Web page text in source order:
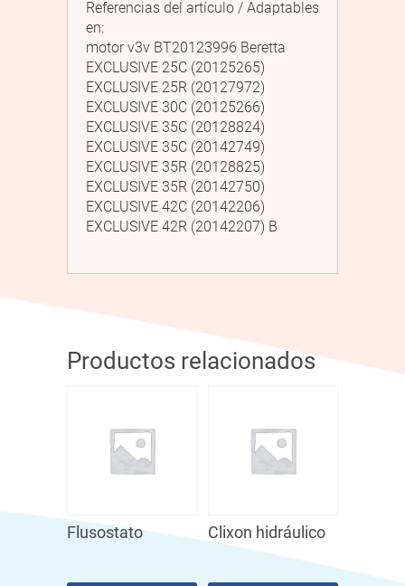
Referencias del artículo / Adaptables
en:
motor v3v BT20123996 Beretta
EXCLUSIVE 25C (20125265)
EXCLUSIVE 25R (20127972)
EXCLUSIVE 30C (20125266)
EXCLUSIVE 35C (20128824)
EXCLUSIVE 35C (20142749)
EXCLUSIVE 35R (20128825)
EXCLUSIVE 35R (20142750)
EXCLUSIVE 42C (20142206)
EXCLUSIVE 42R (20142207) B
Productos relacionados
Flusostato Clixon hidráulico